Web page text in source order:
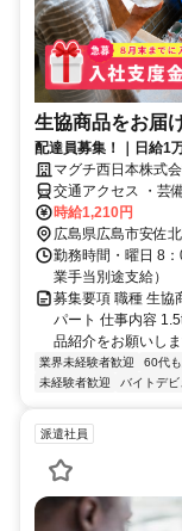
生協商品をお届
配達員募集！｜日給1
なし｜配送距離15km
マグチ西日本株式
交通アクセス ・芸
OK
時給1,210円
広島県広島市安佐
勤務時間・曜日 8
業手当別途支給）
募集要項 職種 生協
パート 仕事内容
品紹介をお願いし
業界未経験者歓迎 60代
未経験者歓迎
バイトデ
派遣社員